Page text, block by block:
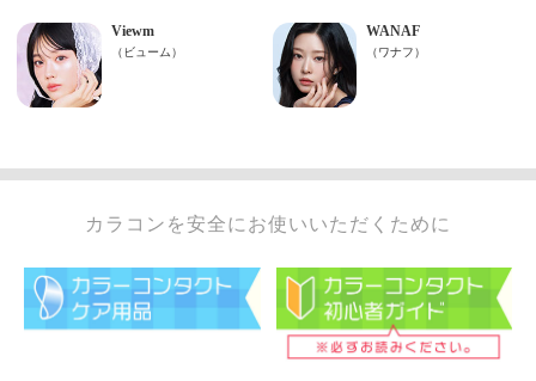
カラコンを安全にお使いいただくために